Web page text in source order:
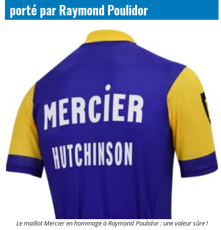
porté par Raymond Poulidor
Le maillot Mercier en hommage à Raymond Poulidor : une valeur sûre !